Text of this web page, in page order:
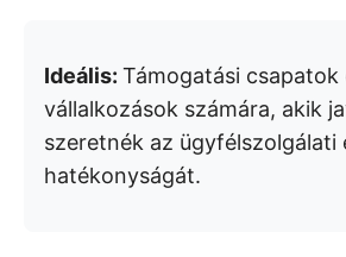
Ideális: Támogatási csapatok
vállalkozások számára, akik
szeretnék az ügyfélszolgálati
hatékonyságát.